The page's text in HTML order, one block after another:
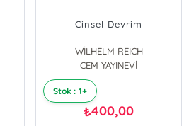
Cinsel Devrim
WİLHELM REİCH
CEM YAYINEVİ
Stok : 1+
₺400,00